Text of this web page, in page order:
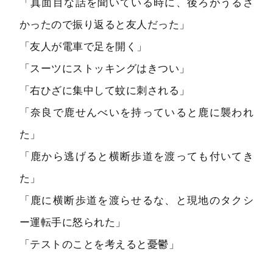
「真面目な話を聞いている時に、後ろがうるさ
かったので振り返ると友人だった」
「友人が電車で足を開く」
「スーツにストッキングはきつい」
「右ひざに集中して蚊に刺される」
「奈良で鹿せんべいを持っていると鹿に襲われ
た」
「鹿から逃げると横断歩道を渡っても付いてき
た」
「鹿に横断歩道を渡らせるな、と現地のタクシ
ー運転手に怒られた」
「テストのことを考えると憂鬱」